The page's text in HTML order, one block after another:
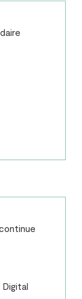
Digital